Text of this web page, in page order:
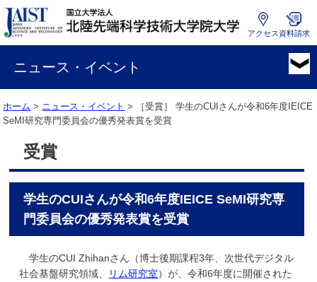
国
学
法
人
先
端
アクセス 資料請求
ニュース・イベント
ホーム > ニュース・イベント > ［受賞］学生のCUIさんが令和6年度IEICE
SeMI研究専門委員会の優秀発表賞を受賞
受賞
学生のCUIさんが令和6年度IEICE SeMI研究専
門委員会の優秀発表賞を受賞
学生のCUI Zhihanさん（博士後期課程3年、次世代デジタル
社会基盤研究領域、
リム研究室）が、令和6年度に開催された